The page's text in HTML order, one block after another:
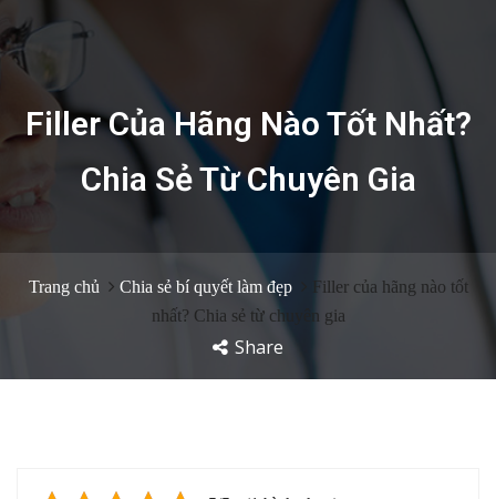
Filler Của Hãng Nào Tốt Nhất?
Chia Sẻ Từ Chuyên Gia
Trang chủ Chia sẻ bí quyết làm đẹp
Filler của hãng nào tốt
nhất? Chia sẻ từ chuyên gia
Share